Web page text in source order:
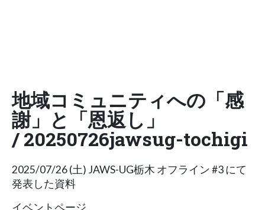
地域コミュニティへの「感
謝」と「恩返し」
/ 20250726jawsug-tochigi
2025/07/26 (土) JAWS-UG栃木 オフライン #3 にて
発表した資料
イベントページ